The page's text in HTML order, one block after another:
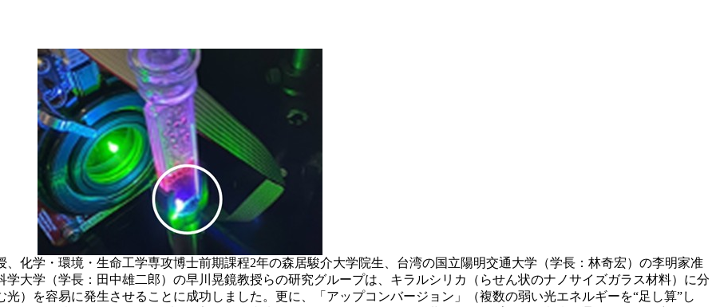
化学・環境・生命工学専攻博士前期課程2年の森居駿介大学院生、台湾の国立陽明交通大学（学長：林奇宏）の李明家准
大学（学長：田中雄二郎）の早川晃鏡教授らの研究グループは、キラルシリカ（らせん状のナノサイズガラス材料）に分
）を容易に発生させることに成功しました。更に、「アップコンバージョン」（複数の弱い光エネルギーを“足し算”し